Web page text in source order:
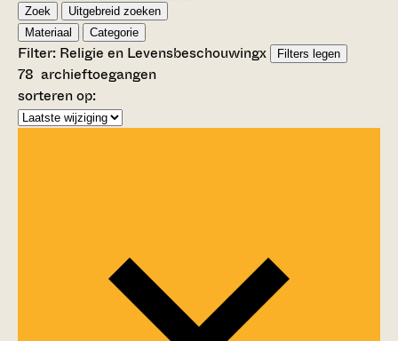
Zoek
Uitgebreid zoeken
Materiaal
Categorie
Filter: Religie en Levensbeschouwingx Filters legen
78 archieftoegangen
sorteren op: